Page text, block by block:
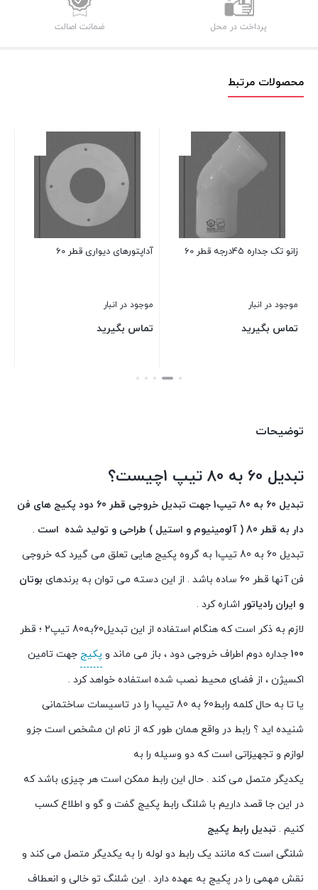
پرداخت در محل ضمانت اصالت
محصولات مرتبط
زانو تک جداره 45درجه قطر 60
موجود در انبار
تماس بگیرید
آداپتورهای دیواری قطر 60
موجود در انبار
تماس بگیرید
بستن
توضیحات
تبدیل 60 به 80 تیپ 1چیست؟
تبدیل 60 به 80 تیپ1 جهت تبدیل خروجی قطر 60 دود پکیج های فن
دار به قطر 80 ( آلومینیوم و استیل ) طراحی و تولید شده است
.
تبدیل 60 به 80 تیپ1 به گروه پکیج هایی تعلق می گیرد که خروجی
فن آنها قطر 60 ساده باشد . از این دسته می توان به برندهای
بوتان
و ایران رادیاتور اشاره کرد .
لازم به ذکر است که هنگام استفاده از این تبدیل60به80 تیپ2 ؛ قطر
100 جداره دوم اطراف خروجی دود ، باز می ماند و پکیج جهت تامین
اکسیژن ، از فضای محیط نصب شده استفاده خواهد کرد .
یا تا به حال کلمه رابط60 به 80 تیپ1 را در تاسیسات ساختمانی
شنیده اید ؟ رابط در واقع همان طور که از نام ان مشخص است جزو
لوازم و تجهیزاتی است که دو وسیله را به
یکدیگر متصل می کند . حال این رابط ممکن است هر چیزی باشد که
در این جا قصد داریم با شلنگ رابط پکیج گفت و گو و اطلاع کسب
کنیم . تبدیل رابط پکیج
شلنگی است که مانند یک رابط دو لوله را به یکدیگر متصل می کند و
نقش مهمی را در پکیج به عهده دارد . این شلنگ تو خالی و انعطاف